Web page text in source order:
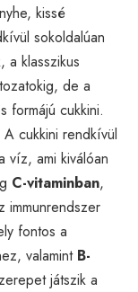
kissé
sokoldalúan
a klasszikus
de a
formájú cukkini.
A cukkini rendkívül
víz, ami kiválóan
C-vitaminban,
immunrendszer
fontos a
valamint B-
játszik a